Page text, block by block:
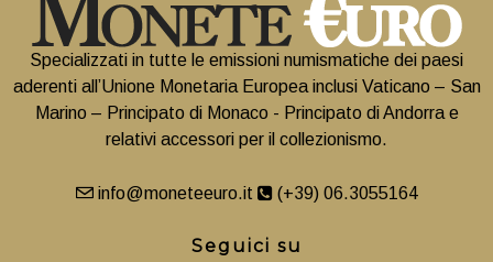
Specializzati in tutte le emissioni numismatiche dei paesi
aderenti all’Unione Monetaria Europea inclusi Vaticano – San
Marino – Principato di Monaco - Principato di Andorra e
relativi accessori per il collezionismo.
info@moneteeuro.it (+39) 06.3055164
Seguici su